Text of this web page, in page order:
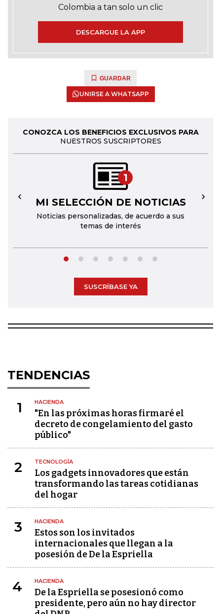
Colombia a tan solo un clic
DESCARGUE LA APP
GUARDAR
UNIRSE A WHATSAPP
CONOZCA LOS BENEFICIOS EXCLUSIVOS PARA
NUESTROS SUSCRIPTORES
1
MI SELECCIÓN DE NOTICIAS
Noticias personalizadas, de acuerdo a sus
temas de interés
← →
SUSCRÍBASE YA
TENDENCIAS
1 HACIENDA
"En las próximas horas firmaré el
decreto de congelamiento del gasto
público"
2 TECNOLOGÍA
Los gadgets innovadores que están
transformando las tareas cotidianas
del hogar
3 HACIENDA
Estos son los invitados
internacionales que llegan a la
posesión de De la Espriella
4 HACIENDA
De la Espriella se posesionó como
presidente, pero aún no hay director